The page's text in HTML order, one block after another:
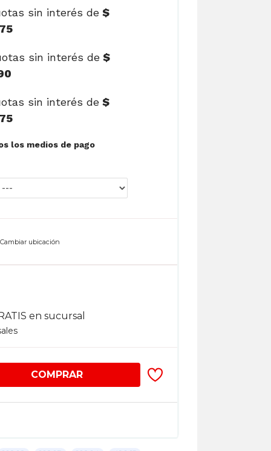
COMPRAR
Cambiar ubicación
en sucursal
sin interés de $
sin interés de $
sin interés de $
Ver cuotas y todos los medios de pago